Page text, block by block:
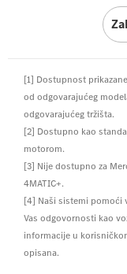
[1] Dostupnost
od odgovarajućeg
odgovarajućeg tržišta.
[2] Dostupno kao
motorom.
[3] Nije dostupno za
4MATIC+.
[4] Naši sistemi pomoći
Vas odgovornosti kao
informacije u
opisana.